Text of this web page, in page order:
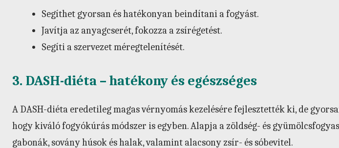
Segíthet gyorsan és hatékonyan beindítani a fogyást.
Javítja az anyagcserét, fokozza a zsírégetést.
Segíti a szervezet méregtelenítését.
3. DASH-diéta – hatékony és egészséges
A DASH-diéta eredetileg magas vérnyomás kezelésére fejlesztették ki, de
hogy kiváló fogyókúrás módszer is egyben. Alapja a zöldség- és
gabonák, sovány húsok és halak, valamint alacsony zsír- és sóbevitel.